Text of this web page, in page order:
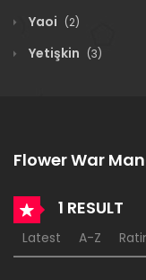
Yaoi (2)
Yetişkin (3)
Flower War
1 RESULT
Latest A-Z